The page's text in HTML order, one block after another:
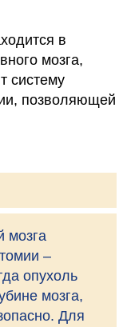
в
мозга,
систему
позволяющей
мозга
–
опухоль
мозга,
Для